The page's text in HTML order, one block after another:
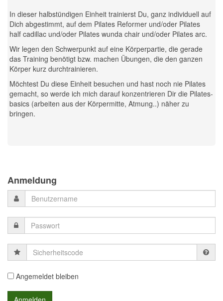
In dieser halbstündigen Einheit trainierst Du, ganz individuell auf
Dich abgestimmt, auf dem Pilates Reformer und/oder Pilates
half cadillac und/oder Pilates wunda chair und/oder Pilates arc.
Wir legen den Schwerpunkt auf eine Körperpartie, die gerade
das Training benötigt bzw. machen Übungen, die den ganzen
Körper kurz durchtrainieren.
Möchtest Du diese Einheit besuchen und hast noch nie Pilates
gemacht, so werde ich mich darauf konzentrieren Dir die Pilates-
basics (arbeiten aus der Körpermitte, Atmung..) näher zu
bringen.
Anmeldung
Sicherheitscode
Angemeldet bleiben